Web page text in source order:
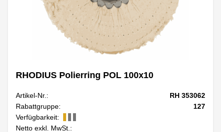
RHODIUS Polierring POL 100x10
Artikel-Nr.:
RH 353062
Rabattgruppe:
127
Verfügbarkeit:
Netto exkl. MwSt.: